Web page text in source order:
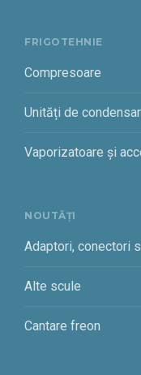
FRIGOTEHNIE
Compresoare
Unități de
Vaporizatoare și
NOUTĂȚI
Adaptori, conectori
Alte scule
Cantare freon